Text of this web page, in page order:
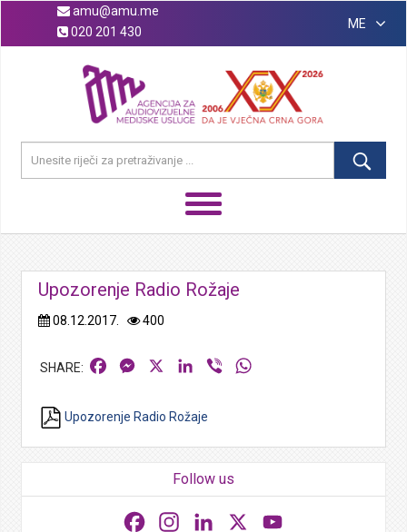
amu@amu.me
020 201 430
ME
Upozorenje Radio Rožaje
08.12.2017. 400
FacebookMessengerLinkedIn
Viber
Upozorenje Radio Rožaje
Follow us
FacebookInstagramLinkedIn